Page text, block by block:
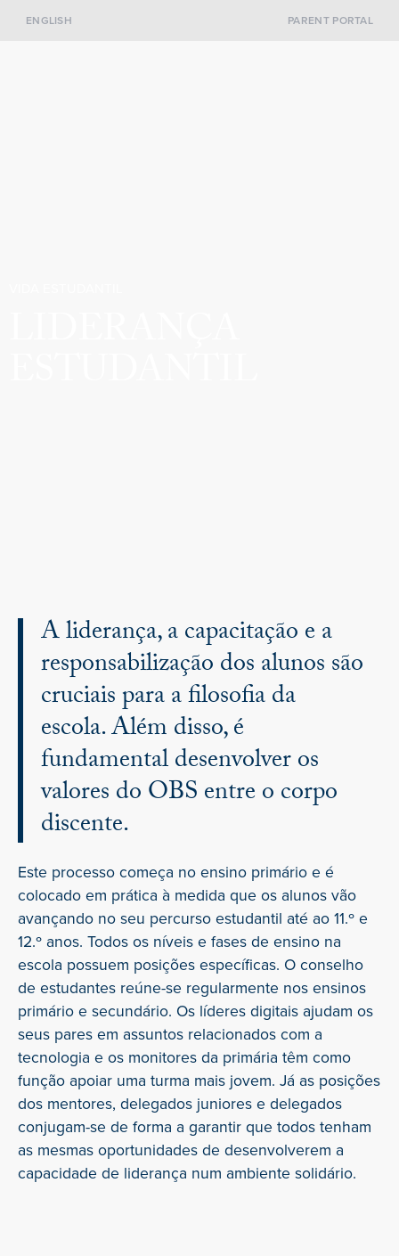
ENGLISH PARENT PORTAL
A liderança, a capacitação e a
responsabilização dos alunos são
cruciais para a filosofia da
escola. Além disso, é
fundamental desenvolver os
valores do OBS entre o corpo
discente.
Este processo começa no ensino primário e é
colocado em prática à medida que os alunos vão
avançando no seu percurso estudantil até ao 11.º e
12.º anos. Todos os níveis e fases de ensino na
escola possuem posições específicas. O conselho
de estudantes reúne-se regularmente nos ensinos
primário e secundário. Os líderes digitais ajudam os
seus pares em assuntos relacionados com a
tecnologia e os monitores da primária têm como
função apoiar uma turma mais jovem. Já as posições
dos mentores, delegados juniores e delegados
conjugam-se de forma a garantir que todos tenham
as mesmas oportunidades de desenvolverem a
capacidade de liderança num ambiente solidário.